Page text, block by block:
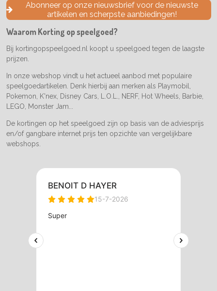
o
k
a
g
a
m
o
k
Abonneer op onze nieuwsbrief voor de nieuwste
artikelen en scherpste aanbiedingen!
Waarom Korting op speelgoed?
Bij kortingopspeelgoed.nl koopt u speelgoed tegen de laagste
prijzen.
In onze webshop vindt u het actueel aanbod met populaire
speelgoedartikelen. Denk hierbij aan merken als Playmobil,
Pokemon, K'nex, Disney Cars, L.O.L., NERF, Hot Wheels, Barbie,
LEGO, Monster Jam...
De kortingen op het speelgoed zijn op basis van de adviesprijs
en/of gangbare internet prijs ten opzichte van vergelijkbare
webshops.